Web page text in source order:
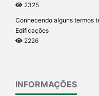
2325
Conhecendo alguns termos
Edificações
2226
INFORMAÇÕES